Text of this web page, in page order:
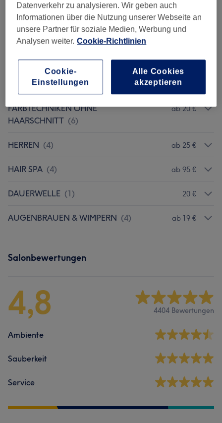
DAMEN - HAARSCHNITTE (6) ab 20 €
DAMEN - STYLINGS (3) ab 20 €
COLOUR ME BEAUTIFUL -
FARBTECHNIKEN MIT HAARSCHNITT (6)
COLOUR ME BEAUTIFUL -
FARBTECHNIKEN OHNE
HAARSCHNITT (6)
ab 20 €
HERREN (4) ab 25 €
HAIR SPA (4) ab 95 €
DAUERWELLE (1) 20 €
AUGENBRAUEN & WIMPERN (4) ab 19 €
Salonbewertungen
4,8 4404 Bewertungen
Ambiente
Sauberkeit
Service
Datenverkehr zu analysieren. Wir geben auch
Informationen über die Nutzung unserer Webseite an
unsere Partner für soziale Medien, Werbung und
Analysen weiter. Cookie-Richtlinien
Cookie-
Einstellungen
Alle Cookies
akzeptieren